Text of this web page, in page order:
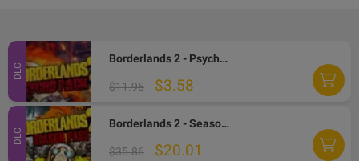
DLC
Borderlands 2 - Psycho Character Pack EN/IT/FR Languages Only DLC Steam CD Key
$11.95 $3.58
DLC
Borderlands 2 - Season Pass DLC PC Steam Altergift
$35.86 $20.01